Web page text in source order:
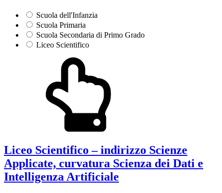
Scuola dell'Infanzia
Scuola Primaria
Scuola Secondaria di Primo Grado
Liceo Scientifico
Liceo Scientifico – indirizzo Scienze
Applicate, curvatura Scienza dei Dati e
Intelligenza Artificiale